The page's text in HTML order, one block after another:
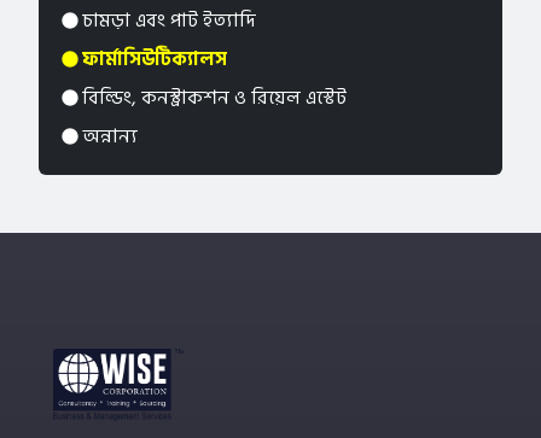
চামড়া এবং পাট ইত্যাদি
ফার্মাসিউটিক্যালস
বিল্ডিং, কনস্ট্রাকশন ও রিয়েল এস্টেট
অন্নান্য